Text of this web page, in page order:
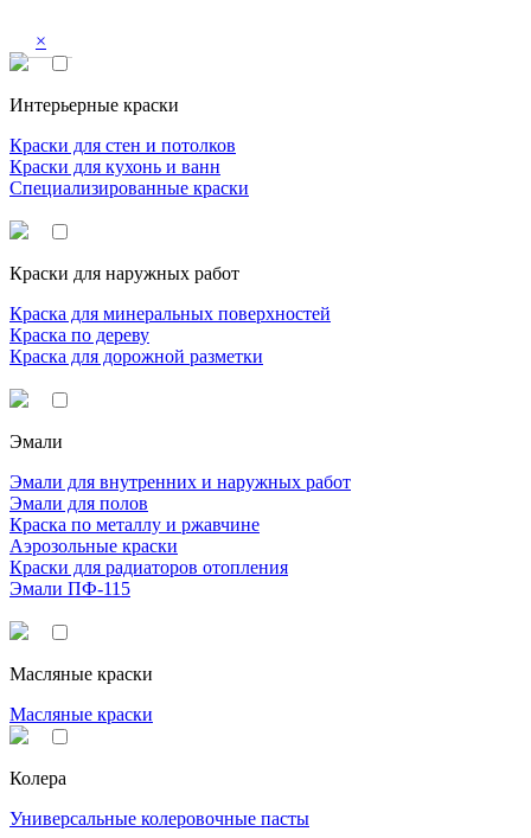
×
Интерьерные краски
Краски для стен и потолков
Краски для кухонь и ванн
Специализированные краски
Краски для наружных работ
Краска для минеральных поверхностей
Краска по дереву
Краска для дорожной разметки
Эмали
Эмали для внутренних и наружных работ
Эмали для полов
Краска по металлу и ржавчине
Аэрозольные краски
Краски для радиаторов отопления
Эмали ПФ-115
Масляные краски
Масляные краски
Колера
Универсальные колеровочные пасты